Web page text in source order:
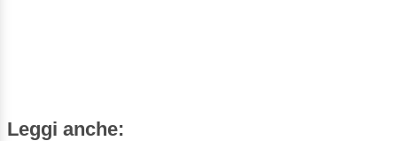
Leggi anche: